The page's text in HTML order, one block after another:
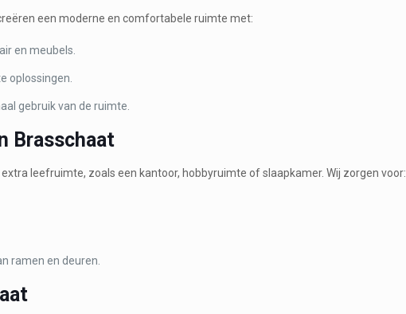
een moderne en comfortabele ruimte met:
en meubels.
oplossingen.
gebruik van de ruimte.
Brasschaat
leefruimte, zoals een kantoor, hobbyruimte of slaapkamer. Wij zorgen voor:
ramen en deuren.